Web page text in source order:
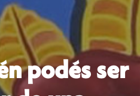
podés ser